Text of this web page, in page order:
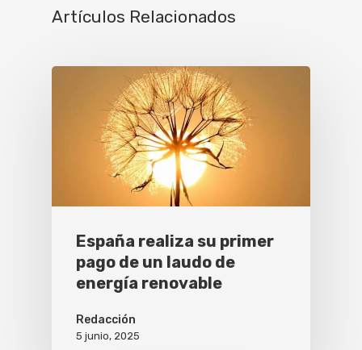
Artículos Relacionados
España realiza su primer
pago de un laudo de
energía renovable
Redacción
5 junio, 2025